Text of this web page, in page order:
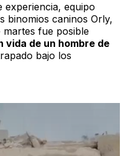
experiencia, equipo
binomios caninos Orly,
martes fue posible
vida de un hombre de
bajo los